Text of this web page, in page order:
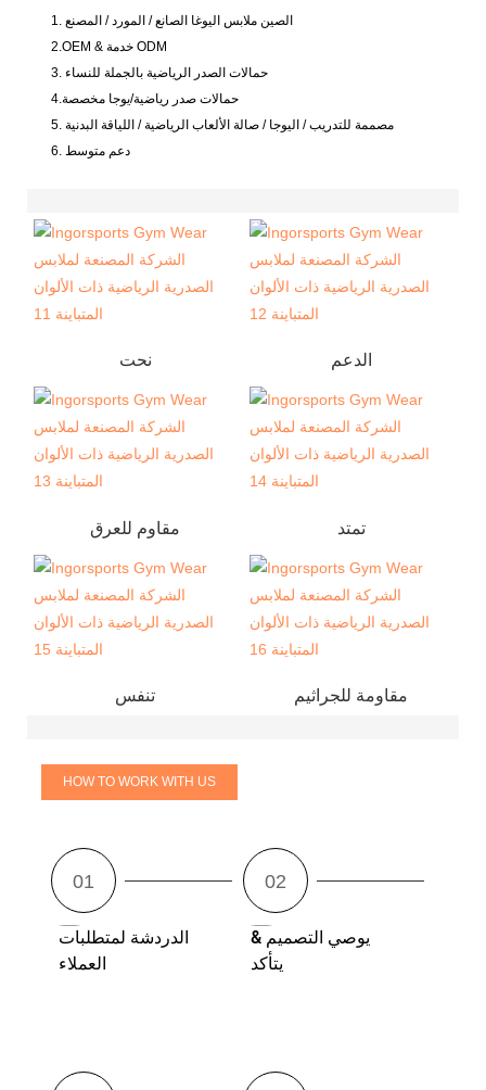
1. الصين ملابس اليوغا الصانع / المورد / المصنع
2.OEM & خدمة ODM
3. حمالات الصدر الرياضية بالجملة للنساء
4.حمالات صدر رياضية/يوجا مخصصة
5. مصممة للتدريب / اليوجا / صالة الألعاب الرياضية / اللياقة البدنية
6. دعم متوسط
نحت الدعم
مقاوم للعرق تمتد
تنفس مقاومة للجراثيم
HOW TO WORK WITH US
الدردشة لمتطلبات
العملاء
يوصي التصميم &
يتأكد